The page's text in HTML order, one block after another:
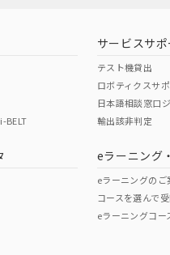
リカ
この製品の規格認証/適合
認証はこちらのページからご
BELT
サービスサポ
テスト機貸出
ロボティクスサ
日本語相談窓口
輸出該非判定
eラーニング
eラーニングのご
コースを選んで
eラーニングコー